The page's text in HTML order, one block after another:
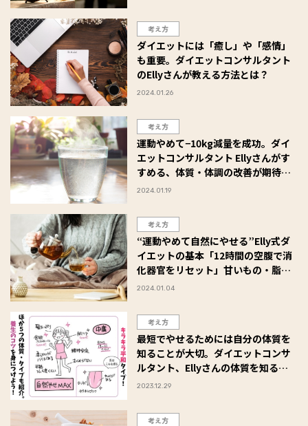
考え方
ダイエットには「癒し」や「感情」
も重要。ダイエットコンサルタント
のEllyさんが教える方法とは？
2024.01.26
考え方
運動やめて−10kg減量を成功。ダイ
エットコンサルタント Ellyさんがす
すめる、体質・体調の改善が期待で
きる食べ物・飲み物とは？
2024.01.19
考え方
“運動やめて自然にやせる”Elly式ダ
イエットの基本「12時間の空腹で消
化器官をリセット」甘いもの・脂も
の依存リセット法も紹介
2024.01.04
考え方
最短でやせるためには自分の体質を
知ることが大切。ダイエットコンサ
ルタント、Ellyさんの体質を知るチ
ェックテスト！
2023.12.29
考え方